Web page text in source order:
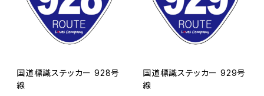
国道標識ステッカー 928号
線
国道標識ステッカー 929号
線